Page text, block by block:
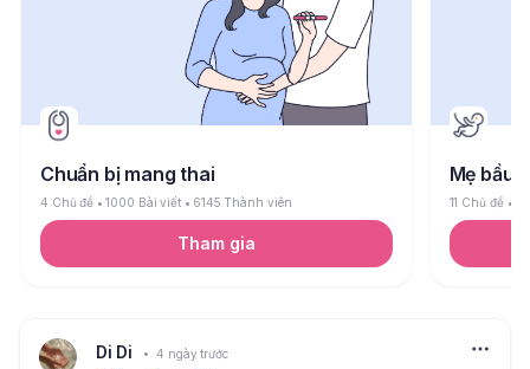
Chuẩn bị mang thai
4 Chủ đề 1000 Bài viết 6145 Thành viên
Tham gia
Mẹ bầu
11 Chủ đề
Di Di 4 ngày trước